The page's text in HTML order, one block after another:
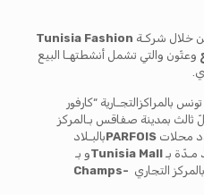
خلال شركـة Tunisia Fashion
وعتّون والتي تشمل أنشطتهـا البيع
بالمراكزالتجـارية “كارفور
بمدينة صفاقس بـالمركز
محلات PARFOISبالبـلاد
مـدّة بـ Tunisia Mallو بـ
التجاري Champs-